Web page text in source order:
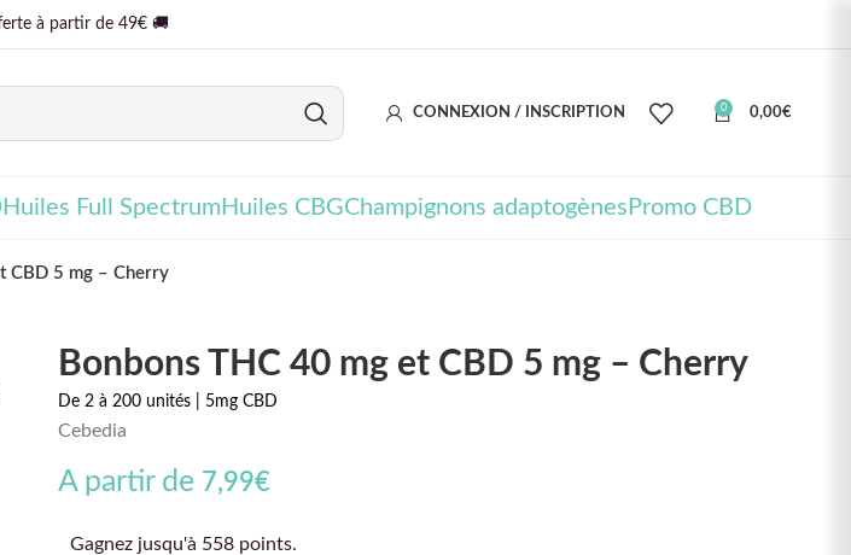
à partir de 49€ 🚚
CONNEXION / INSCRIPTION 0 0,00€
Huiles Full SpectrumHuiles CBGChampignons adaptogènes Promo CBD
CBD 5 mg – Cherry
Bonbons THC 40 mg et CBD 5 mg – Cherry
De 2 à 200 unités | 5mg CBD
Cebedia
A partir de 7,99€
Gagnez jusqu'à 558 points.